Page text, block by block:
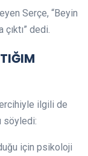
Serçe, “Beyin
dedi.
ilgili de
söyledi:
için psikoloji